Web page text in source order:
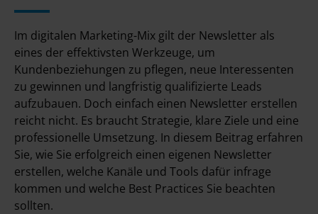
Im digitalen Marketing-Mix gilt der Newsletter als
eines der effektivsten Werkzeuge, um
Kundenbeziehungen zu pflegen, neue Interessenten
zu gewinnen und langfristig qualifizierte Leads
aufzubauen. Doch einfach einen Newsletter erstellen
reicht nicht. Es braucht Strategie, klare Ziele und eine
professionelle Umsetzung. In diesem Beitrag erfahren
Sie, wie Sie erfolgreich einen eigenen Newsletter
erstellen, welche Kanäle und Tools dafür infrage
kommen und welche Best Practices Sie beachten
sollten.